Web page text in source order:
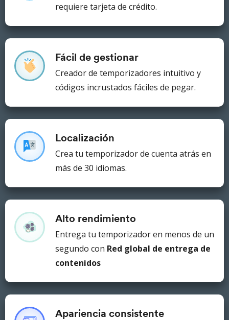
requiere tarjeta de crédito.
Fácil de gestionar
Creador de temporizadores intuitivo y
códigos incrustados fáciles de pegar.
Localización
Crea tu temporizador de cuenta atrás en
más de 30 idiomas.
Alto rendimiento
Entrega tu temporizador en menos de un
segundo con Red global de entrega de
contenidos
Apariencia consistente